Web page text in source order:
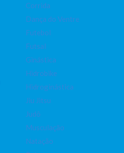
Corrida
Dança do Ventre
Futebol
Futsal
Ginástica
Hidrobike
Hidroginástica
Jiu Jitsu
Judô
Musculação
Natação